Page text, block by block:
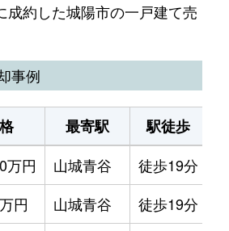
成約した城陽市の一戸建て売
事例
最寄駅 駅徒歩
万円 山城青谷 徒歩19分
円 山城青谷 徒歩19分